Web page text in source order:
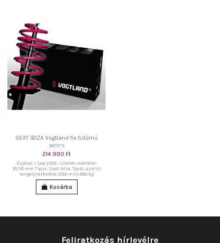
SEAT IBIZA Vogtland fix futómű
960579
214 990 Ft
Évjárat: 1 Sep 2008 - Ültetés mértéke:
30/30 mm Típus: Seat Ibiza, Typ 6J, az első
tengely terhelése több mint 860 kg
Kosárba
Feliratkozás hírlevélre